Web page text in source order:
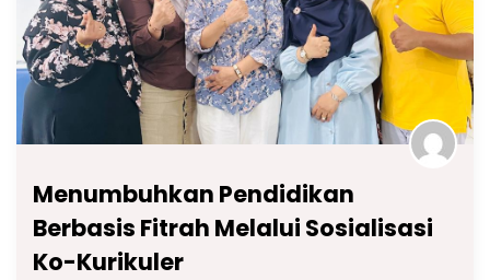
Menumbuhkan Pendidikan
Berbasis Fitrah Melalui Sosialisasi
Ko-Kurikuler